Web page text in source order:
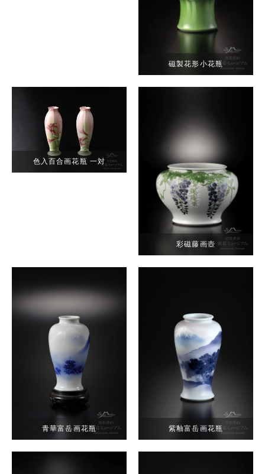
磁製花形小花瓶
色入百合画花瓶 一対
彩磁藤画壺
青華富岳画花瓶 紫釉富岳画花瓶